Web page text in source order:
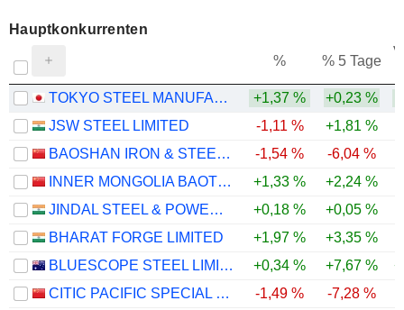
Hauptkonkurrenten
% % 5 Tage
TOKYO STEEL MANUFACTURING CO., LTD. +1,37 % +0,23 %
JSW STEEL LIMITED
-1,11 % +1,81 %
BAOSHAN IRON & STEEL CO., LTD.
-1,54 % -6,04 %
INNER MONGOLIA BAOTOU STEEL UNION CO., LTD.
+1,33 % +2,24 %
JINDAL STEEL & POWER LIMITED
+0,18 % +0,05 %
BHARAT FORGE LIMITED
+1,97 % +3,35 %
BLUESCOPE STEEL LIMITED
+0,34 % +7,67 %
CITIC PACIFIC SPECIAL STEEL GROUP CO., LTD
-1,49 % -7,28 %